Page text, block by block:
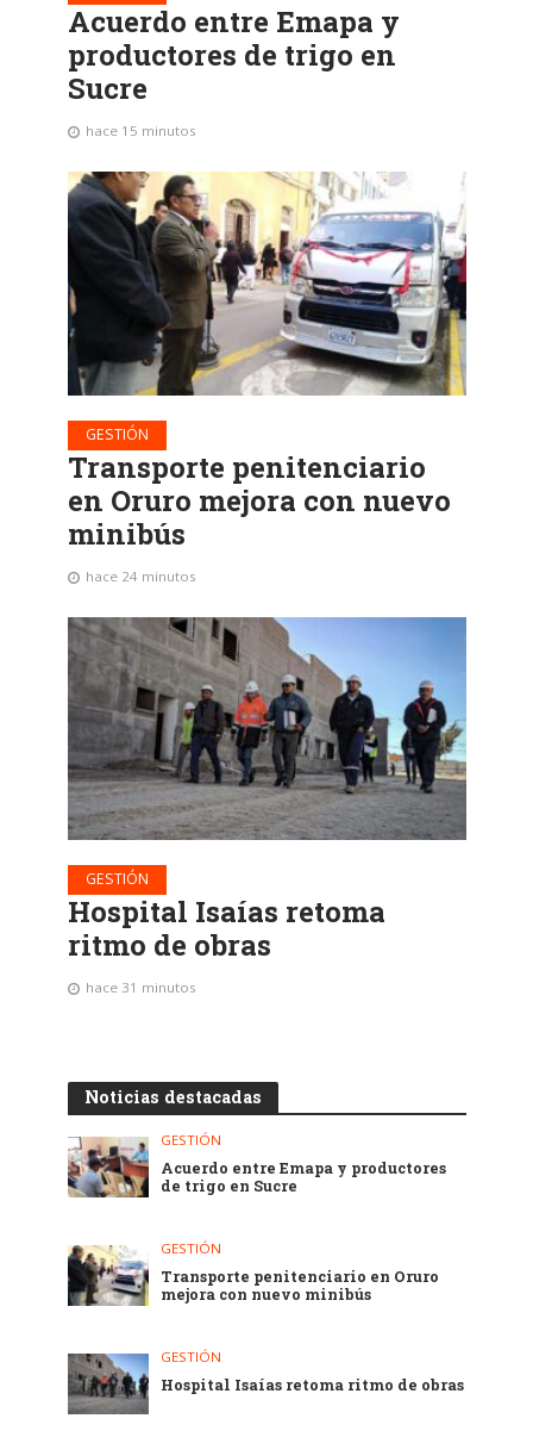
Acuerdo entre Emapa y
productores de trigo en
Sucre
hace 15 minutos
GESTIÓN
Transporte penitenciario
en Oruro mejora con nuevo
minibús
hace 24 minutos
GESTIÓN
Hospital Isaías retoma
ritmo de obras
hace 31 minutos
Noticias destacadas
GESTIÓN
Acuerdo entre Emapa y productores
de trigo en Sucre
GESTIÓN
Transporte penitenciario en Oruro
mejora con nuevo minibús
GESTIÓN
Hospital Isaías retoma ritmo de obras